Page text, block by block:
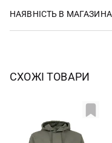
НАЯВНІСТЬ В
СХОЖІ ТОВАРИ